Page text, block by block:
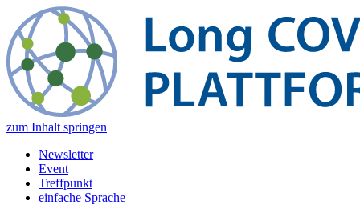
zum Inhalt springen
Newsletter
Event
Treffpunkt
einfache Sprache